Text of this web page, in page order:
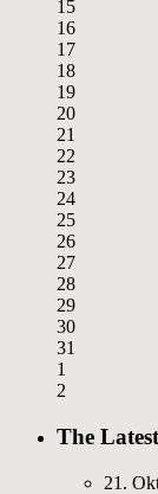
15
16
17
18
19
20
21
22
23
24
25
26
27
28
29
30
31
1
2
The Latest
21.